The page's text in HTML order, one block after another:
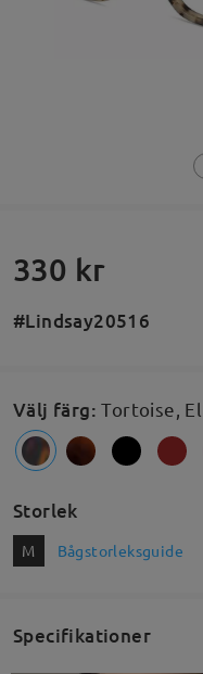
330 kr
#Lindsay20516
Välj färg:Tortoise,
Storlek
M Bågstorleksguide
Specifikationer